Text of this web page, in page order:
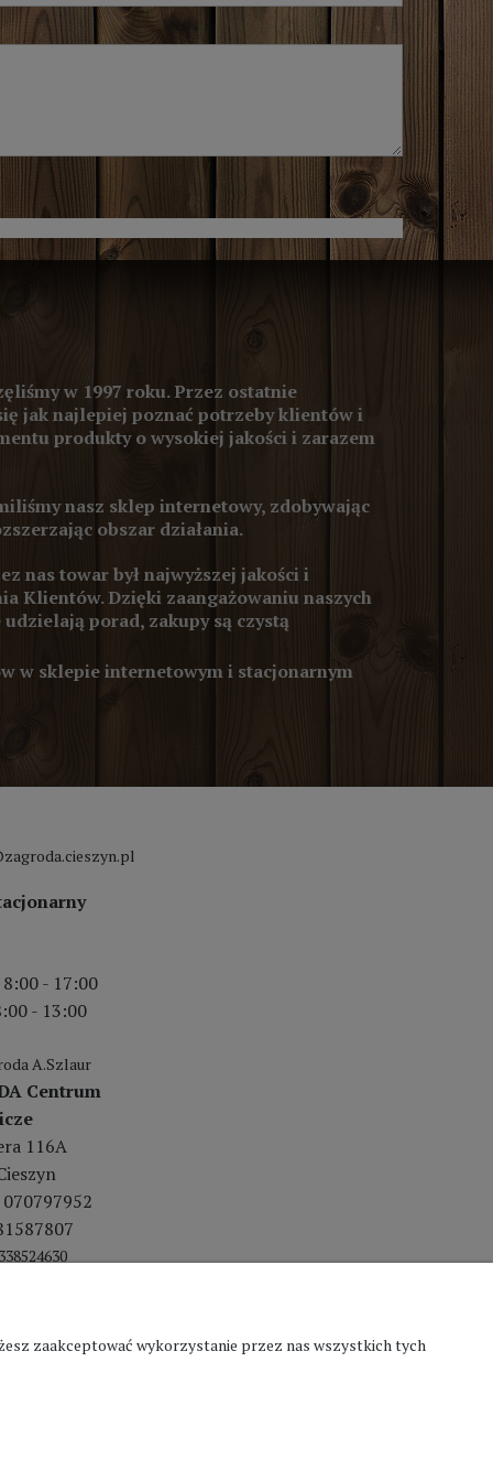
w 1997 roku. Przez ostatnie
jak najlepiej poznać potrzeby klientów i
produkty o wysokiej jakości i zarazem
nasz sklep internetowy, zdobywając
obszar działania.
nas towar był najwyższej jakości i
Klientów. Dzięki zaangażowaniu naszych
porad, zakupy są czystą
w sklepie internetowym i stacjonarnym
- 17:00
- 13:00
A.Szlaur
Centrum
116A
070797952
zaakceptować wykorzystanie przez nas wszystkich tych